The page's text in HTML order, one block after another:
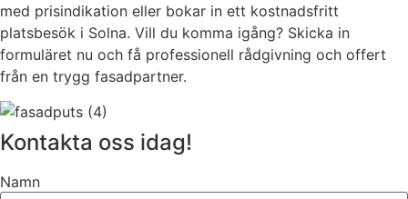
med prisindikation eller bokar in ett kostnadsfritt
platsbesök i Solna. Vill du komma igång? Skicka in
formuläret nu och få professionell rådgivning och offert
från en trygg fasadpartner.
Kontakta oss idag!
Namn